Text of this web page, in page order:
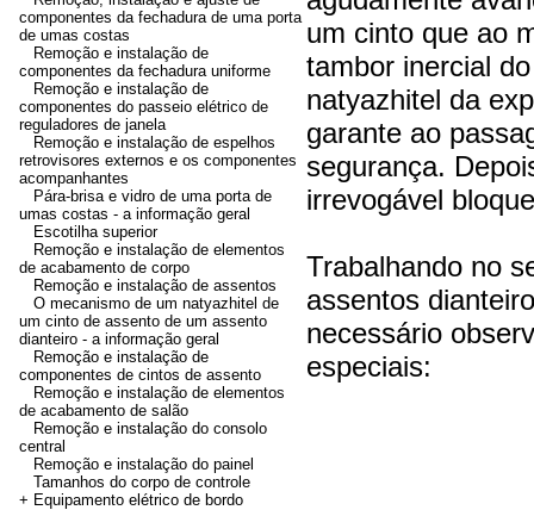
componentes da fechadura de uma porta
de umas costas
Remoção e instalação de
componentes da fechadura uniforme
Remoção e instalação de
componentes do passeio elétrico de
reguladores de janela
Remoção e instalação de espelhos
retrovisores externos e os componentes
acompanhantes
Pára-brisa e vidro de uma porta de
umas costas - a informação geral
Escotilha superior
Remoção e instalação de elementos
de acabamento de corpo
Remoção e instalação de assentos
O mecanismo de um natyazhitel de
um cinto de assento de um assento
dianteiro - a informação geral
Remoção e instalação de
componentes de cintos de assento
Remoção e instalação de elementos
de acabamento de salão
Remoção e instalação do consolo
central
Remoção e instalação do painel
Tamanhos do corpo de controle
+ Equipamento elétrico de bordo
um cinto que ao
tambor inercial
natyazhitel da
garante ao
segurança.
irrevogável
Trabalhando no
assentos
necessário
especiais: